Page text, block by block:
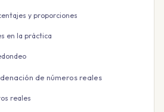
y proporciones
en la práctica
de números reales
reales